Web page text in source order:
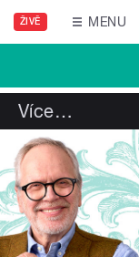
ŽIVĚ MENU
Více…